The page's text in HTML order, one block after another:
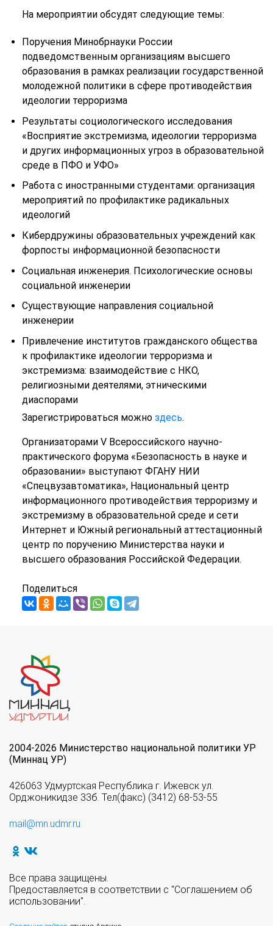
На мероприятии обсудят следующие темы:
Поручения Минобрнауки России
подведомственным организациям высшего
образования в рамках реализации государственной
молодежной политики в сфере противодействия
идеологии терроризма
Результаты социологического исследования
«Восприятие экстремизма, идеологии терроризма
и других информационных угроз в образовательной
среде в ПФО и УФО»
Работа с иностранными студентами: организация
мероприятий по профилактике радикальных
идеологий
Кибердружины образовательных учреждений как
форпосты информационной безопасности
Социальная инженерия. Психологические основы
социальной инженерии
Существующие направления социальной
инженерии
Привлечение институтов гражданского общества
к профилактике идеологии терроризма и
экстремизма: взаимодействие с НКО,
религиозными деятелями, этническими
диаспорами
Зарегистрироваться можно здесь.
Организаторами V Всероссийского научно-
практического форума «Безопасность в науке и
образовании» выступают ФГАНУ НИИ
«Спецвузавтоматика», Национальный центр
информационного противодействия терроризму и
экстремизму в образовательной среде и сети
Интернет и Южный региональный аттестационный
центр по поручению Министерства науки и
высшего образования Российской Федерации.
Поделиться
2004-2026 Министерство национальной политики УР
(Миннац УР)
426063 Удмуртская Республика г. Ижевск ул.
Орджоникидзе 33б. Тел(факс) (3412) 68-53-55
mail@mn.udmr.ru
Все права защищены.
Предоставляется в соответствии с "Соглашением об
использовании".